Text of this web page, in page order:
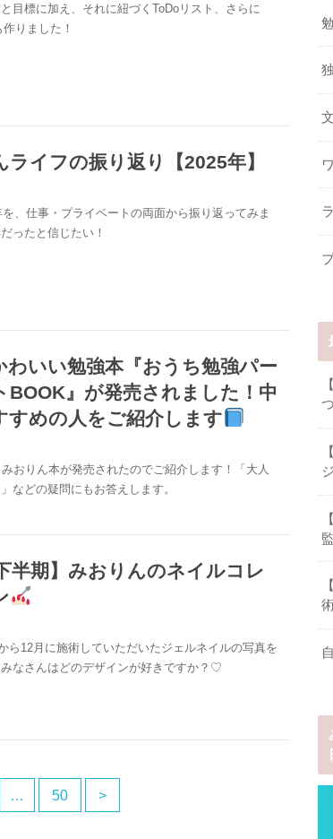
目標に加え、それに紐づくToDoリスト、さらに
りました！
ライフの振り返り【2025年】
、仕事・プライベートの両面から振り返ってみま
ったと信じたい！
わいい勉強本『おうち勉強パー
BOOK』が発売されました！中
すめの人をご紹介します
おりん本が発売されたのでご紹介します！「大人
などの疑問にもお答えします。
半期】みおりんのネイルコレ
ら12月に施術していただいたジェルネイルの写真を
なさんはどのデザインが好きですか？♡
… 50 >